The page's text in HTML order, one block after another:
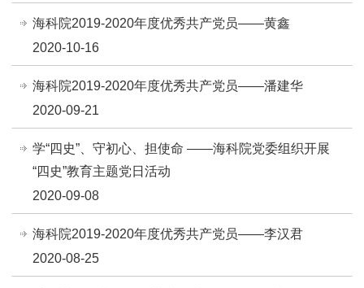
海科院2019-2020年度优秀共产党员——黄鑫
2020-10-16
海科院2019-2020年度优秀共产党员——潘建华
2020-09-21
学“四史”、守初心、担使命 ——海科院党委组织开展
“四史”教育主题党日活动
2020-09-08
海科院2019-2020年度优秀共产党员——李汉君
2020-08-25